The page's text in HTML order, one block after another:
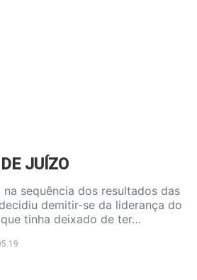
JUÍZO
na sequência dos resultados das
demitir-se da liderança do
que tinha deixado de ter…